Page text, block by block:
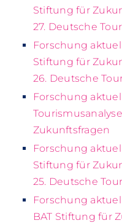
Stiftung für
27. Deutsche
Forschung aktuell,
Stiftung für
26. Deutsche
Forschung
Zukunftsfragen
Forschung
Stiftung für
25. Deutsche
Forschung
BAT Stiftung für